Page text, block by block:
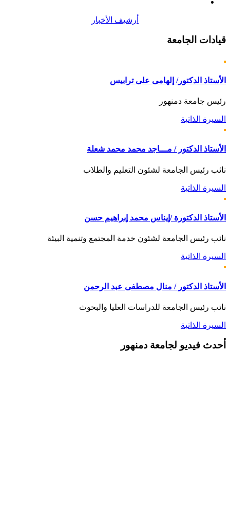
أرشيف الأخبار
قيادات الجامعة
الأستاذ الدكتور/ إلهامى على ترابيس
رئيس جامعة دمنهور
السيرة الذاتية
الأستاذ الدكتور / مـــاجد محمد محمد شعلة
نائب رئيس الجامعة لشئون التعليم والطلاب
السيرة الذاتية
الأستاذ الدكتورة /إيناس محمد إبراهيم حسن
نائب رئيس الجامعة لشئون خدمة المجتمع وتنمية البيئة
السيرة الذاتية
الأستاذ الدكتور / منال مصطفى عبد الرحمن
نائب رئيس الجامعة للدراسات العليا والبحوث
السيرة الذاتية
أحدث فيديو لجامعة دمنهور